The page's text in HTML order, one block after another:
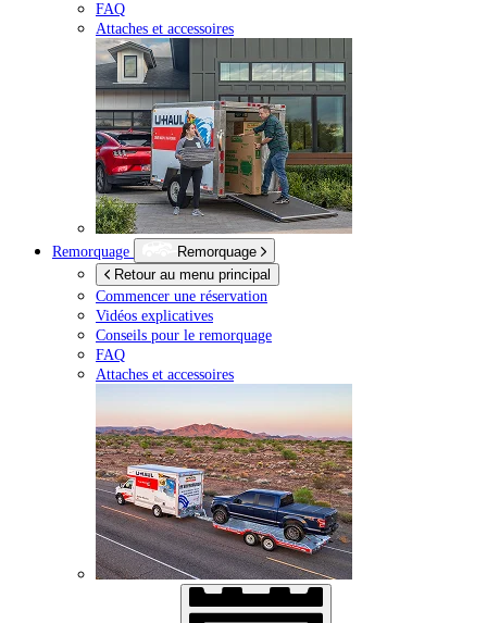
FAQ
Attaches et accessoires
Remorquage
Remorquage
Retour au menu principal
Commencer une réservation
Vidéos explicatives
Conseils pour le remorquage
FAQ
Attaches et accessoires